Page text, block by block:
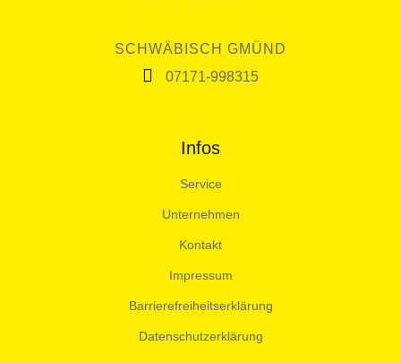
SCHWÄBISCH GMÜND
07171-998315
Infos
Service
Unternehmen
Kontakt
Impressum
Barrierefreiheitserklärung
Datenschutzerklärung